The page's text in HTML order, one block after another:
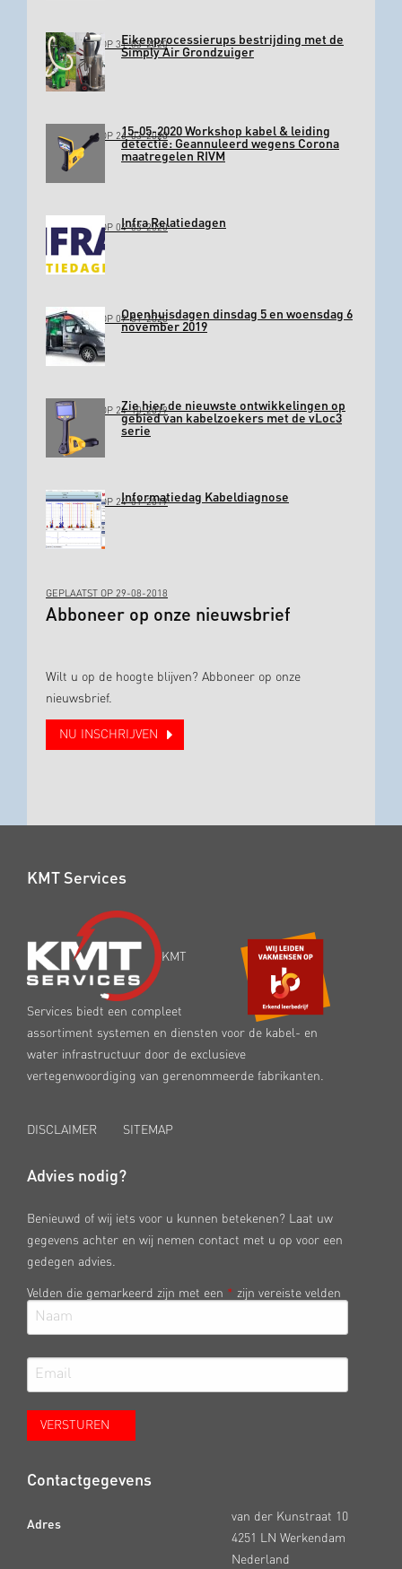
GEPLAATST OP 31-03-2020Eikenprocessierups bestrijding met de
Simply Air Grondzuiger
GEPLAATST OP 26-03-202015-05-2020 Workshop kabel & leiding
detectie: Geannuleerd wegens Corona
maatregelen RIVM
GEPLAATST OP 04-03-2020Infra Relatiedagen
GEPLAATST OP 09-01-2020Openhuisdagen dinsdag 5 en woensdag 6
november 2019
GEPLAATST OP 24-10-2019Zie hier de nieuwste ontwikkelingen op
gebied van kabelzoekers met de vLoc3
serie
GEPLAATST OP 24-01-2019Informatiedag Kabeldiagnose
GEPLAATST OP 29-08-2018
Abboneer op onze nieuwsbrief
Wilt u op de hoogte blijven? Abboneer op onze
nieuwsbrief.
NU INSCHRIJVEN
KMT Services
KMT
Services biedt een compleet
assortiment systemen en diensten voor de kabel- en
water infrastructuur door de exclusieve
vertegenwoordiging van gerenommeerde fabrikanten.
DISCLAIMER SITEMAP
Advies nodig?
Benieuwd of wij iets voor u kunnen betekenen? Laat uw
gegevens achter en wij nemen contact met u op voor een
gedegen advies.
Velden die gemarkeerd zijn met een * zijn vereiste velden
Contactgegevens
Adres
van der Kunstraat 10
4251 LN Werkendam
Nederland